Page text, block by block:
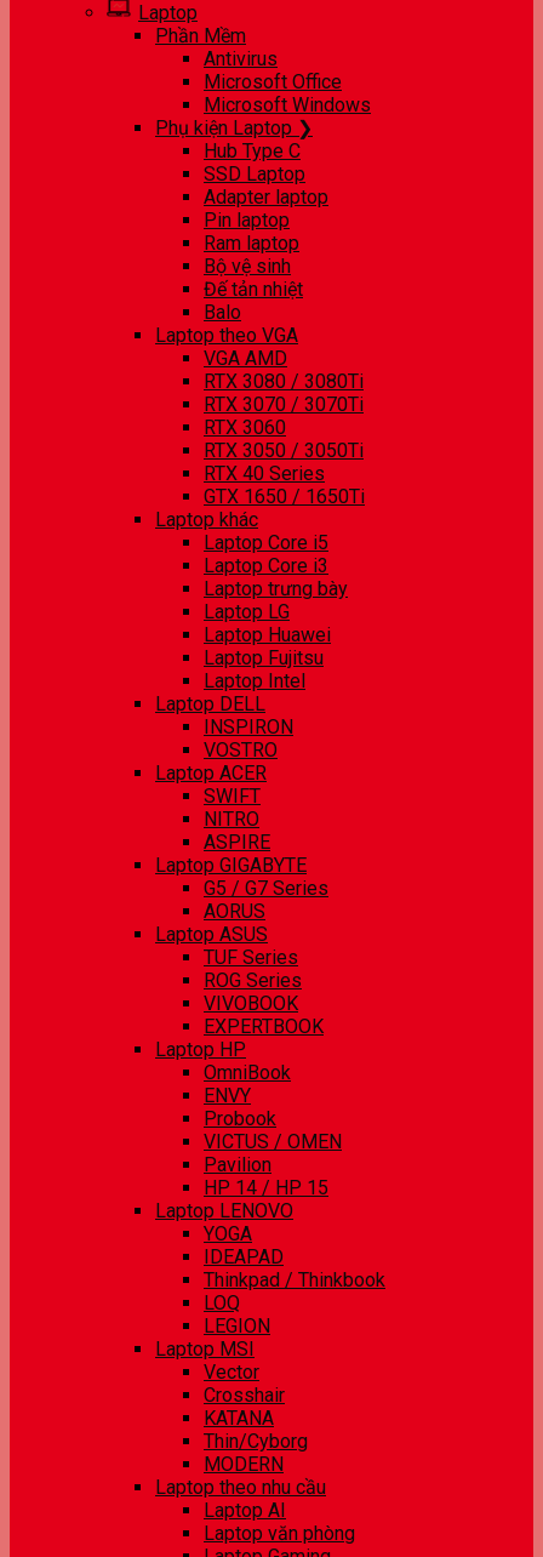
Laptop
Phần Mềm
Antivirus
Microsoft Office
Microsoft Windows
Phụ kiện Laptop ❯
Hub Type C
SSD Laptop
Adapter laptop
Pin laptop
Ram laptop
Bộ vệ sinh
Đế tản nhiệt
Balo
Laptop theo VGA
VGA AMD
RTX 3080 / 3080Ti
RTX 3070 / 3070Ti
RTX 3060
RTX 3050 / 3050Ti
RTX 40 Series
GTX 1650 / 1650Ti
Laptop khác
Laptop Core i5
Laptop Core i3
Laptop trưng bày
Laptop LG
Laptop Huawei
Laptop Fujitsu
Laptop Intel
Laptop DELL
INSPIRON
VOSTRO
Laptop ACER
SWIFT
NITRO
ASPIRE
Laptop GIGABYTE
G5 / G7 Series
AORUS
Laptop ASUS
TUF Series
ROG Series
VIVOBOOK
EXPERTBOOK
Laptop HP
OmniBook
ENVY
Probook
VICTUS / OMEN
Pavilion
HP 14 / HP 15
Laptop LENOVO
YOGA
IDEAPAD
Thinkpad / Thinkbook
LOQ
LEGION
Laptop MSI
Vector
Crosshair
KATANA
Thin/Cyborg
MODERN
Laptop theo nhu cầu
Laptop AI
Laptop văn phòng